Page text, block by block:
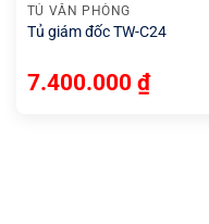
TỦ VĂN PHÒNG
Tủ giám đốc TW-C24
7.400.000 ₫